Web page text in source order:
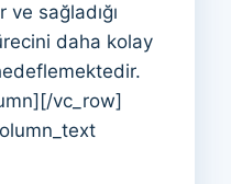
sağladığı
daha kolay
vc_row]